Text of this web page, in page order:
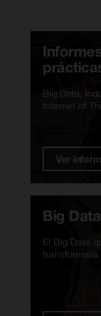
Big Data,
Internet of
Ver
Big Data
El Big Data
transformará